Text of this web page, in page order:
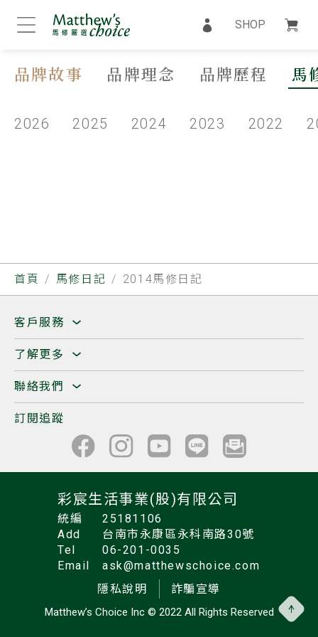
SHOP
品牌故事 品牌理念 品牌歷程 馬
2026 2025 2024 2023 2022
首頁 馬修日記 2014馬修日記
客戶服務
了解更多
聯絡我們
訂閱追蹤
彩宸生活事業(股)有限公司
統編
25181106
Add
台南市永康區永科南路30號
Tel
06-201-0035
Email
ask@matthewschoice.com
隱私說明
詐騙宣導
Matthew’s Choice Inc © 2022 All Rights Reserved